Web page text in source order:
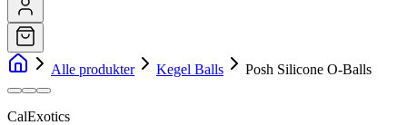
Alle produkter Kegel Balls Posh Silicone O-Balls
CalExotics